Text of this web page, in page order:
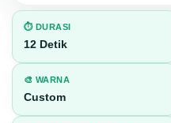
⏱️ DURASI
12 Detik
🎨 WARNA
Custom